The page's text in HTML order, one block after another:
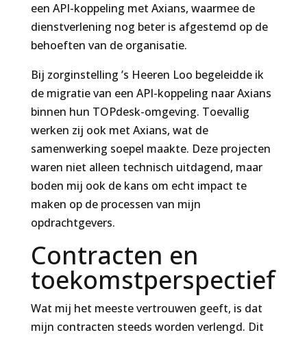
een API-koppeling met Axians, waarmee de
dienstverlening nog beter is afgestemd op de
behoeften van de organisatie.
Bij zorginstelling ’s Heeren Loo begeleidde ik
de migratie van een API-koppeling naar Axians
binnen hun TOPdesk-omgeving. Toevallig
werken zij ook met Axians, wat de
samenwerking soepel maakte. Deze projecten
waren niet alleen technisch uitdagend, maar
boden mij ook de kans om echt impact te
maken op de processen van mijn
opdrachtgevers.
Contracten en
toekomstperspectief
Wat mij het meeste vertrouwen geeft, is dat
mijn contracten steeds worden verlengd. Dit